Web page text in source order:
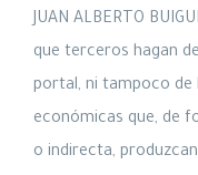
JUAN ALBERTO
que terceros hagan
portal, ni tampoco de
económicas que, de
o indirecta,